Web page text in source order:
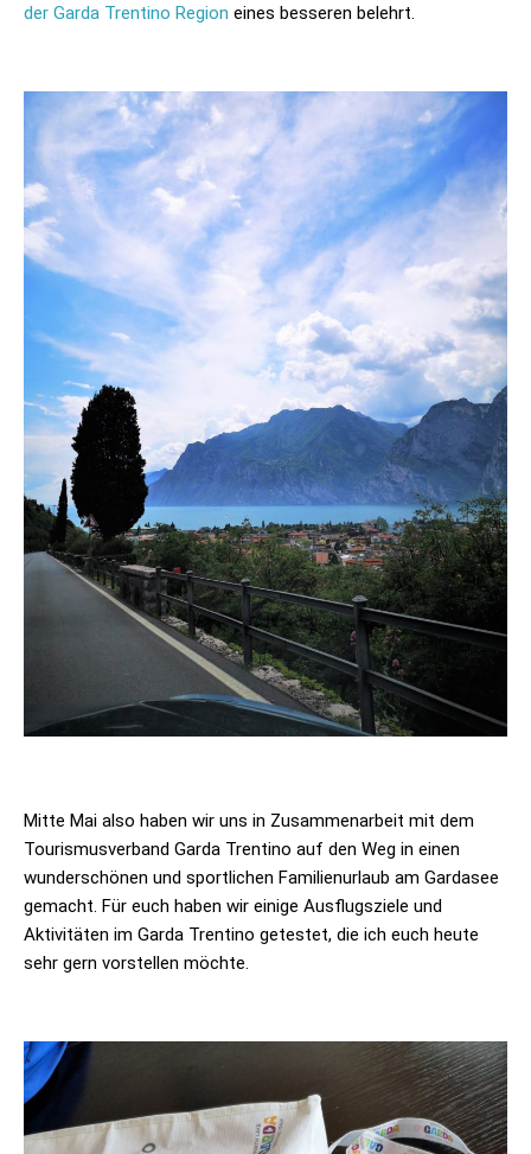
der Garda Trentino Region eines besseren belehrt.
Mitte Mai also haben wir uns in Zusammenarbeit mit dem
Tourismusverband Garda Trentino auf den Weg in einen
wunderschönen und sportlichen Familienurlaub am Gardasee
gemacht. Für euch haben wir einige Ausflugsziele und
Aktivitäten im Garda Trentino getestet, die ich euch heute
sehr gern vorstellen möchte.